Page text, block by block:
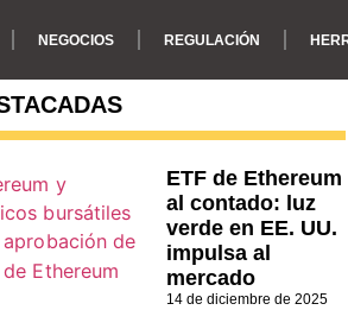
NEGOCIOS REGULACIÓN
ETF de Ethereum
al contado: luz
verde en EE. UU.
impulsa al
mercado
14 de diciembre de 2025